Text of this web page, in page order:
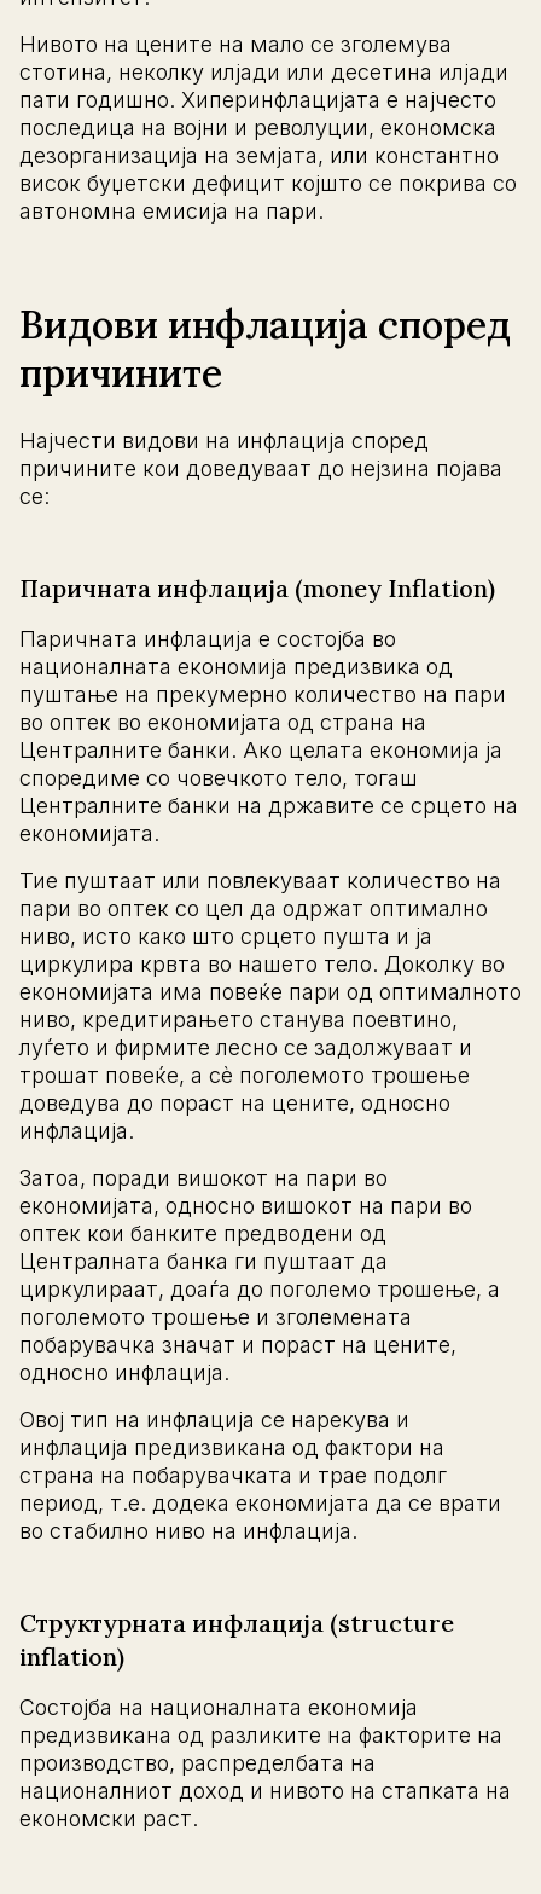
Нивото на цените на мало се зголемува
стотина, неколку илјади или десетина илјади
пати годишно. Хиперинфлацијата е најчесто
последица на војни и револуции, економска
дезорганизација на земјата, или константно
висок буџетски дефицит којшто се покрива со
автономна емисија на пари.
Видови инфлација според
причините
Најчести видови на инфлација според
причините кои доведуваат до нејзина појава
се:
Паричната инфлација (money Inflation)
Паричната инфлација е состојба во
националната економија предизвика од
пуштање на прекумерно количество на пари
во оптек во економијата од страна на
Централните банки. Ако целата економија ја
споредиме со човечкото тело, тогаш
Централните банки на државите се срцето на
економијата.
Тие пуштаат или повлекуваат количество на
пари во оптек со цел да одржат оптимално
ниво, исто како што срцето пушта и ја
циркулира крвта во нашето тело. Доколку во
економијата има повеќе пари од оптималното
ниво, кредитирањето станува поевтино,
луѓето и фирмите лесно се задолжуваат и
трошат повеќе, а сè поголемото трошење
доведува до пораст на цените, односно
инфлација.
Затоа, поради вишокот на пари во
економијата, односно вишокот на пари во
оптек кои банките предводени од
Централната банка ги пуштаат да
циркулираат, доаѓа до поголемо трошење, а
поголемото трошење и зголемената
побарувачка значат и пораст на цените,
односно инфлација.
Овој тип на инфлација се нарекува и
инфлација предизвикана од фактори на
страна на побарувачката и трае подолг
период, т.е. додека економијата да се врати
во стабилно ниво на инфлација.
Структурната инфлација (structure
inflation)
Состојба на националната економија
предизвикана од разликите на факторите на
производство, распределбата на
националниот доход и нивото на стапката на
економски раст.